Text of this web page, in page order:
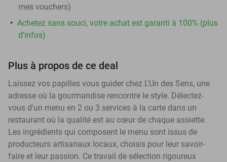
mes vouchers)
Achetez sans souci, votre achat est garanti à 100% (plus
d'infos)
Plus à propos de ce deal
Laissez vos papilles vous guider chez L'Un des Sens, une
adresse où la gourmandise rencontre le style. Délectez-
vous d'un menu en 2 ou 3 services à la carte dans un
restaurant où la qualité est au cœur de chaque assiette.
Les ingrédients qui composent le menu sont issus de
producteurs artisanaux locaux, choisis pour leur savoir-
faire et leur passion. Ce travail de sélection rigoureux